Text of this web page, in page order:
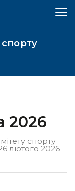
2026
спорту
лютого 2026